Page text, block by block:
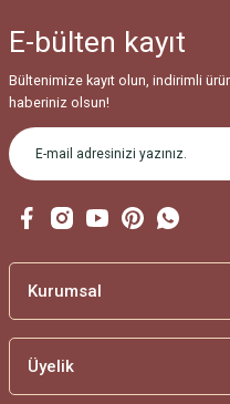
Ürün fiyatı diğer sitelerden
Bu ürüne benzer farklı
E-bülten kayıt
Bültenimize kayıt olun, indirimli
haberiniz olsun!
Kurumsal
Üyelik